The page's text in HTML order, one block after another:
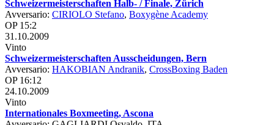
Schweizermeisterschaften Halb- / Finale, Zürich
Avversario: CIRIOLO Stefano, Boxygène Academy
OP 15:2
31.10.2009
Vinto
Schweizermeisterschaften Ausscheidungen, Bern
Avversario: HAKOBIAN Andranik, CrossBoxing Baden
OP 16:12
24.10.2009
Vinto
Internationales Boxmeeting, Ascona